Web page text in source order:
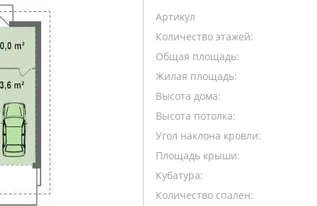
Артикул
Количество этажей:
Общая площадь:
Жилая площадь:
Высота дома:
Высота потолка:
Угол наклона кровли:
Площадь крыши:
Кубатура:
Количество спален: